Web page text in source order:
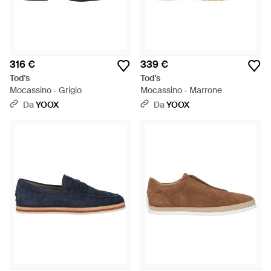
316 €
Tod's
Mocassino - Grigio
DaYOOX
339 €
Tod's
Mocassino - Marrone
DaYOOX